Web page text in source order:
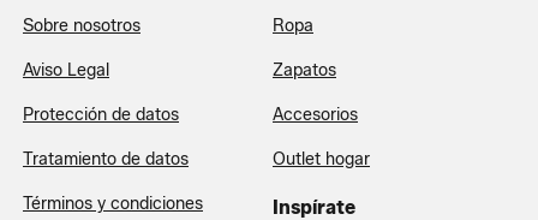
Sobre nosotros
Aviso Legal
Protección de datos
Tratamiento de datos
Términos y condiciones
Ropa
Zapatos
Accesorios
Outlet hogar
Inspírate